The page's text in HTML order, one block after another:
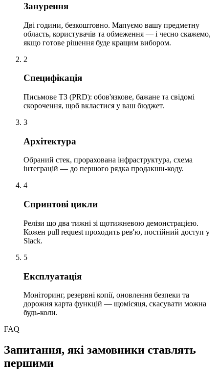
Занурення
Дві години, безкоштовно. Мапуємо вашу предметну
область, користувачів та обмеження — і чесно скажемо,
якщо готове рішення буде кращим вибором.
2
Специфікація
Письмове ТЗ (PRD): обов'язкове, бажане та свідомі
скорочення, щоб вкластися у ваш бюджет.
3
Архітектура
Обраний стек, прорахована інфраструктура, схема
інтеграцій — до першого рядка продакшн-коду.
4
Спринтові цикли
Релізи що два тижні зі щотижневою демонстрацією.
Кожен pull request проходить рев'ю, постійний доступ у
Slack.
5
Експлуатація
Моніторинг, резервні копії, оновлення безпеки та
дорожня карта функцій — щомісяця, скасувати можна
будь-коли.
FAQ
Запитання, які замовники ставлять
першими